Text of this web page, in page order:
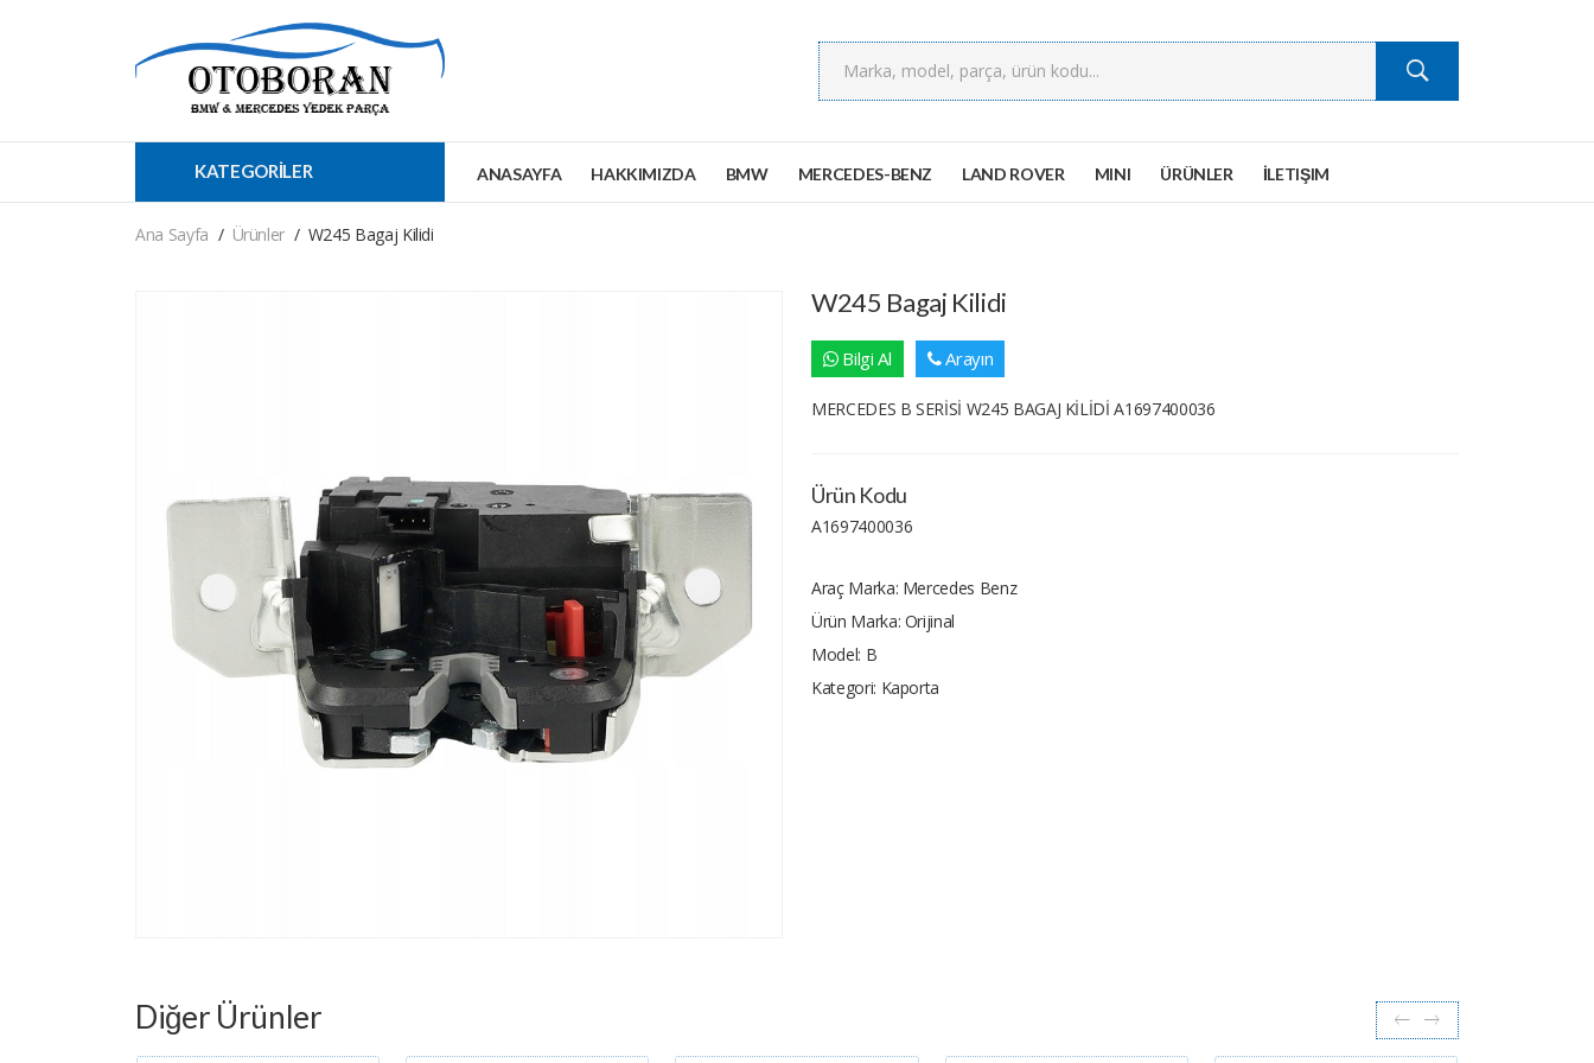
KATEGORİLER ANASAYFA HAKKIMIZDA BMW MERCEDES-BENZ LAND ROVER MINI ÜRÜNLER İLETIŞIM
Ana Sayfa Ürünler W245 Bagaj Kilidi
W245 Bagaj Kilidi
Bilgi Al Arayın
MERCEDES B SERİSİ W245 BAGAJ KİLİDİ A1697400036
Ürün Kodu
A1697400036
Araç Marka: Mercedes Benz
Ürün Marka: Orijinal
Model: B
Kategori: Kaporta
Diğer Ürünler